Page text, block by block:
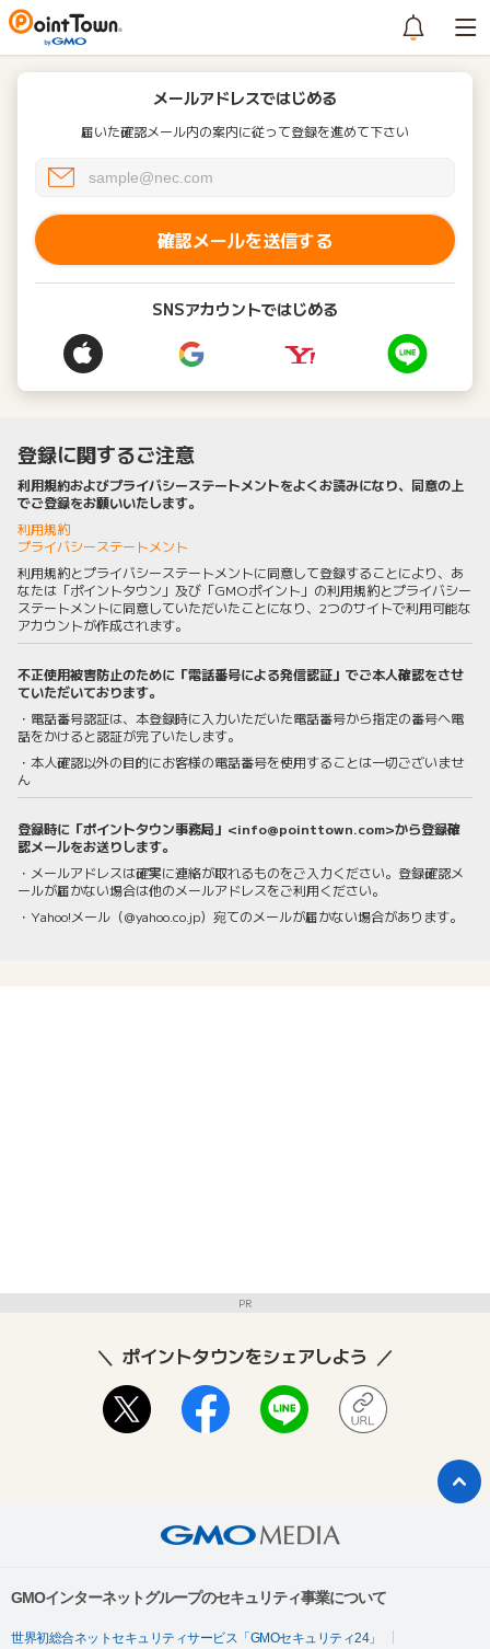
メールアドレスではじめる
届いた確認メール内の案内に従って登録を進めて下さい
確認メールを送信する
SNSアカウントではじめる
登録に関するご注意
利用規約およびプライバシーステートメントをよくお読みになり、同意の上
でご登録をお願いいたします。
利用規約
プライバシーステートメント
利用規約とプライバシーステートメントに同意して登録することにより、あ
なたは「ポイントタウン」及び「GMOポイント」の利用規約とプライバシー
ステートメントに同意していただいたことになり、2つのサイトで利用可能な
アカウントが作成されます。
不正使用被害防止のために「電話番号による発信認証」でご本人確認をさせ
ていただいております。
・電話番号認証は、本登録時に入力いただいた電話番号から指定の番号へ電
話をかけると認証が完了いたします。
・本人確認以外の目的にお客様の電話番号を使用することは一切ございませ
ん
登録時に「ポイントタウン事務局」<info@pointtown.com>から登録確
認メールをお送りします。
・メールアドレスは確実に連絡が取れるものをご入力ください。登録確認メ
ールが届かない場合は他のメールアドレスをご利用ください。
・Yahoo!メール（@yahoo.co.jp）宛てのメールが届かない場合があります。
PR
ポイントタウンをシェアしよう
GMOインターネットグループのセキュリティ事業について
世界初総合ネットセキュリティサービス「GMOセキュリティ24」